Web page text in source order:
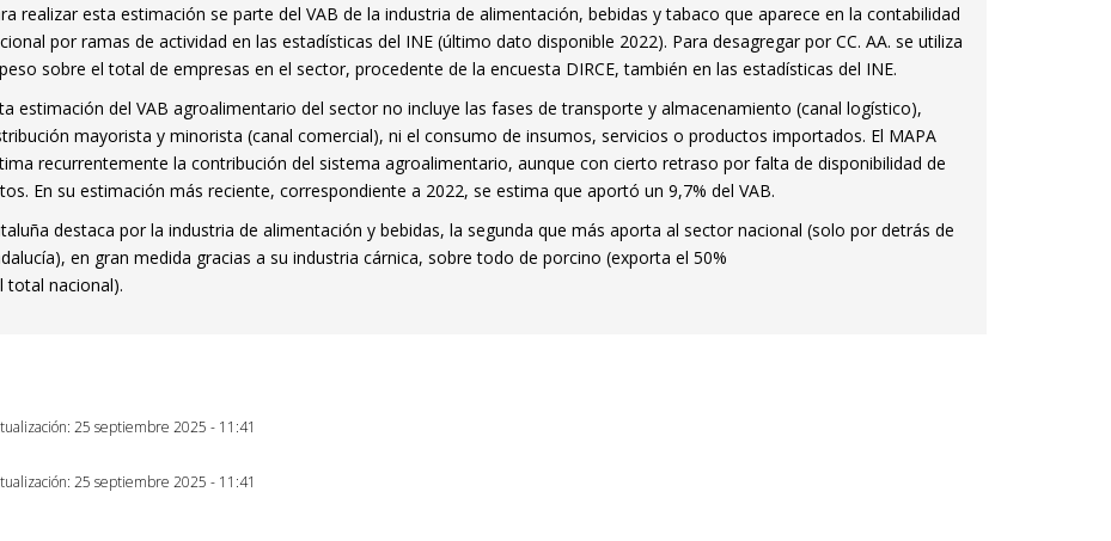
window)
window)
realizar esta estimación se parte del VAB de la industria de alimentación, bebidas y tabaco que aparece en la contabilidad
por ramas de actividad en las estadísticas del INE (último dato disponible 2022). Para desagregar por CC. AA. se utiliza
sobre el total de empresas en el sector, procedente de la encuesta DIRCE, también en las estadísticas del INE.
estimación del VAB agroalimentario del sector no incluye las fases de transporte y almacenamiento (canal logístico),
mayorista y minorista (canal comercial), ni el consumo de insumos, servicios o productos importados. El MAPA
recurrentemente la contribución del sistema agroalimentario, aunque con cierto retraso por falta de disponibilidad de
En su estimación más reciente, correspondiente a 2022, se estima que aportó un 9,7% del VAB.
destaca por la industria de alimentación y bebidas, la segunda que más aporta al sector nacional (solo por detrás de
en gran medida gracias a su industria cárnica, sobre todo de porcino (exporta el 50%
total nacional).
25 septiembre 2025 - 11:41
25 septiembre 2025 - 11:41